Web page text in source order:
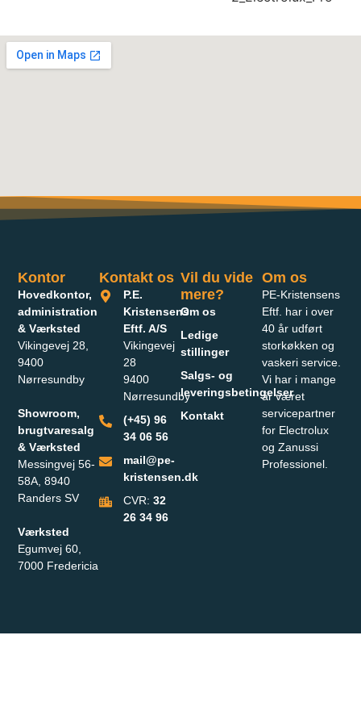
Om os
PE-Kristensens
Eftf. har i over
40 år udført
storkøkken og
vaskeri service.
Vi har i mange
år været
servicepartner
for Electrolux
og Zanussi
Professionel.
Vil du vide
mere?
Om os
Ledige
stillinger
Salgs- og
leveringsbetingelser
Kontakt
Kontakt os
P.E.
Kristensens
Eftf. A/S
Vikingevej
28
9400
Nørresundby
(+45) 96
34 06 56
mail@pe-
kristensen.dk
CVR: 32
26 34 96
Kontor
Hovedkontor,
administration
& Værksted
Vikingevej 28,
9400
Nørresundby
Showroom,
brugtvaresalg
& Værksted
Messingvej 56-
58A, 8940
Randers SV
Værksted
Egumvej 60,
7000 Fredericia